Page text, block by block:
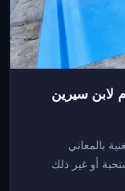
بالمعاني
أو غير ذلك